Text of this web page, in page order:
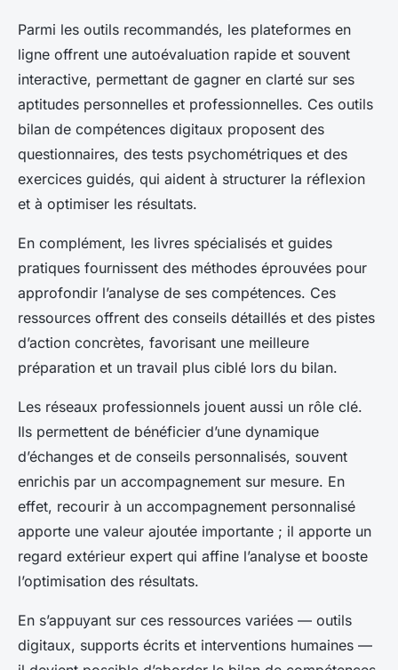
Parmi les outils recommandés, les plateformes en
ligne offrent une autoévaluation rapide et souvent
interactive, permettant de gagner en clarté sur ses
aptitudes personnelles et professionnelles. Ces outils
bilan de compétences digitaux proposent des
questionnaires, des tests psychométriques et des
exercices guidés, qui aident à structurer la réflexion
et à optimiser les résultats.
En complément, les livres spécialisés et guides
pratiques fournissent des méthodes éprouvées pour
approfondir l’analyse de ses compétences. Ces
ressources offrent des conseils détaillés et des pistes
d’action concrètes, favorisant une meilleure
préparation et un travail plus ciblé lors du bilan.
Les réseaux professionnels jouent aussi un rôle clé.
Ils permettent de bénéficier d’une dynamique
d’échanges et de conseils personnalisés, souvent
enrichis par un accompagnement sur mesure. En
effet, recourir à un accompagnement personnalisé
apporte une valeur ajoutée importante ; il apporte un
regard extérieur expert qui affine l’analyse et booste
l’optimisation des résultats.
En s’appuyant sur ces ressources variées — outils
digitaux, supports écrits et interventions humaines —